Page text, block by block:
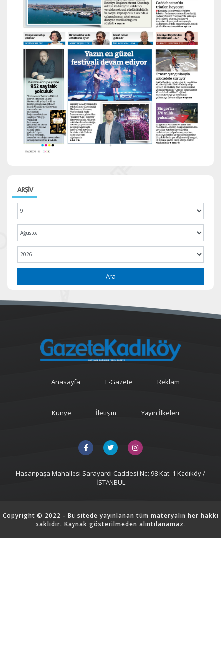
ARŞİV
Ara
Anasayfa E-Gazete Reklam
Künye İletişim Yayın İlkeleri
Hasanpaşa Mahallesi Sarayardi Caddesi No: 98 Kat: 1 Kadıköy /
İSTANBUL
Copyright © 2022 - Bu sitede yayınlanan tüm materyalin her hakkı
saklıdır. Kaynak gösterilmeden alıntılanamaz.